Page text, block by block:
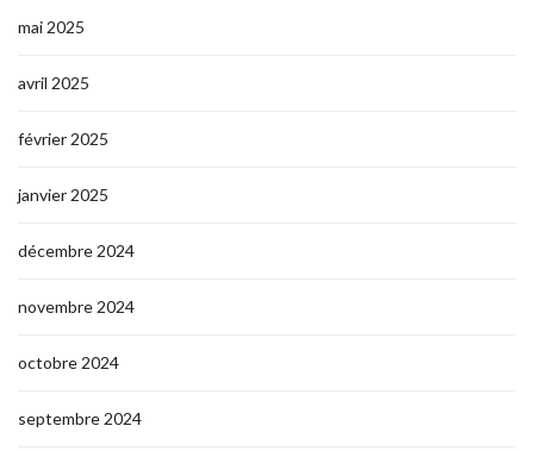
mai 2025
avril 2025
février 2025
janvier 2025
décembre 2024
novembre 2024
octobre 2024
septembre 2024